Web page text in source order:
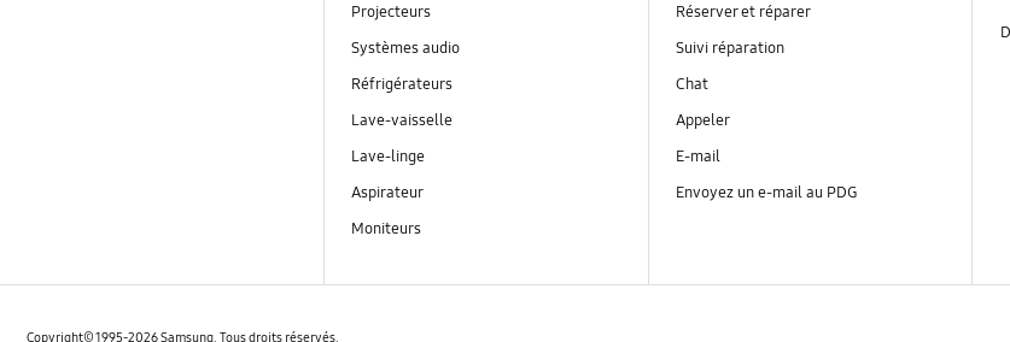
Projecteurs
Systèmes audio
Réfrigérateurs
Lave-vaisselle
Lave-linge
Aspirateur
Moniteurs
Réserver et réparer
Suivi réparation
Chat
Appeler
E-mail
Envoyez un e-mail au PDG
Copyright© 1995-2026 Samsung. Tous droits réservés.